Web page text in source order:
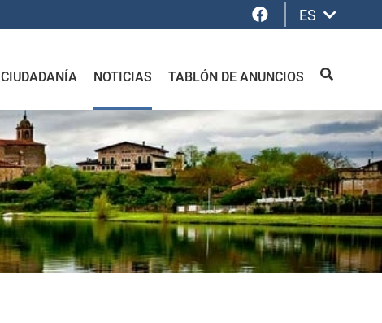
Facebook
ES
CIUDADANÍA NOTICIAS TABLÓN DE ANUNCIOS BUSCAR